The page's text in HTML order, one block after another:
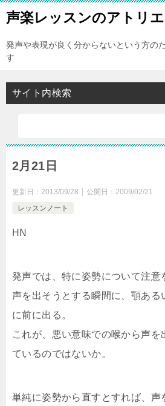
声楽レッスンのアトリ
発声や表現が良く分からないという方の
す
サイト内検索
2月21日
更新日： 2013/09/28 公開日： 2009/02/21
レッスンノート
HN
発声では、特に姿勢について注意
声を出そうとする瞬間に、顎ある
に前に出る。
これが、悪い意味での喉から声を
ているのではないか。
単純に姿勢から直すとすれば、声